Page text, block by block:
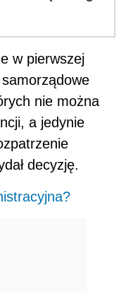
w pierwszej
nie można
a jedynie
decyzję.